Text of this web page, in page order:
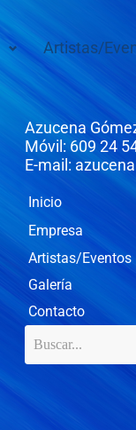
Artistas/
Azucena
Móvil: 609 24
E-mail:
Inicio
Empresa
Artistas/Eventos
Galería
Contacto